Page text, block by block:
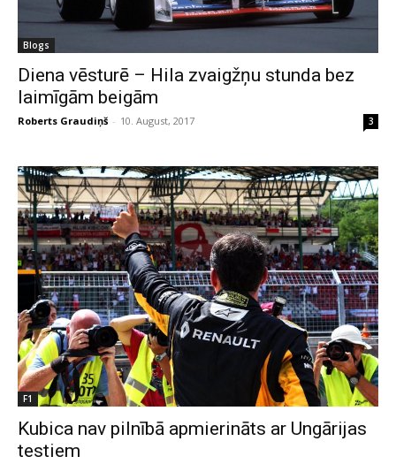
Blogs
Diena vēsturē – Hila zvaigžņu stunda bez
laimīgām beigām
Roberts Graudiņš - 10. August, 2017 3
F1
Kubica nav pilnībā apmierināts ar Ungārijas
testiem